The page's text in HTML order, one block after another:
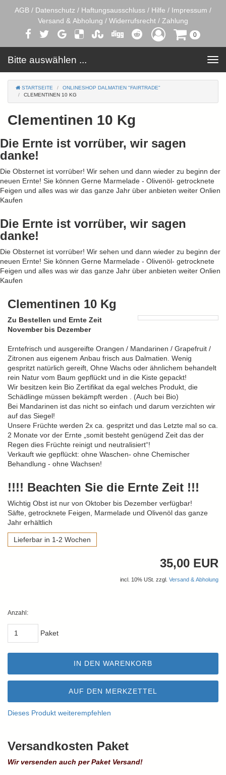
AGB / Datenschutz / Haftungsausschluss / Hilfe / Impressum /
Versand & Abholung / Widerrufsrecht / Zahlung
0
Bitte auswählen ...
STARTSEITE
ONLINESHOP DALMATIEN "FAIRTRADE"
CLEMENTINEN 10 KG
Clementinen 10 Kg
Die Ernte ist vorrüber, wir sagen
danke!
Die Obsternet ist vorrüber! Wir sehen und dann wieder zu beginn der
neuen Ernte! Sie können Gerne Marmelade - Olivenöl- getrocknete
Feigen und alles was wir das ganze Jahr über anbieten weiter Onlien
Kaufen
Die Ernte ist vorrüber, wir sagen
danke!
Die Obsternet ist vorrüber! Wir sehen und dann wieder zu beginn der
neuen Ernte! Sie können Gerne Marmelade - Olivenöl- getrocknete
Feigen und alles was wir das ganze Jahr über anbieten weiter Onlien
Kaufen
Clementinen 10 Kg
Zu Bestellen und Ernte Zeit
November bis Dezember
Erntefrisch und ausgereifte Orangen / Mandarinen / Grapefruit /
Zitronen aus eigenem Anbau frisch aus Dalmatien. Wenig
gespritzt natürlich gereift, Ohne Wachs oder ähnlichem behandelt
rein Natur vom Baum gepflückt und in die Kiste gepackt!
Wir besitzen kein Bio Zertifikat da egal welches Produkt, die
Schädlinge müssen bekämpft werden . (Auch bei Bio)
Bei Mandarinen ist das nicht so einfach und darum verzichten wir
auf das Siegel!
Unsere Früchte werden 2x ca. gespritzt und das Letzte mal so ca.
2 Monate vor der Ernte „somit besteht genügend Zeit das der
Regen dies Früchte reinigt und neutralisiert“!
Verkauft wie gepflückt: ohne Waschen- ohne Chemischer
Behandlung - ohne Wachsen!
!!!! Beachten Sie die Ernte Zeit !!!
Wichtig Obst ist nur von Oktober bis Dezember verfügbar!
Säfte, getrocknete Feigen, Marmelade und Olivenöl das ganze
Jahr erhältlich
Lieferbar in 1-2 Wochen
35,00 EUR
incl. 10% USt. zzgl. Versand & Abholung
Anzahl:
Paket
IN DEN WARENKORB
AUF DEN MERKZETTEL
Dieses Produkt weiterempfehlen
Versandkosten Paket
Wir versenden auch per Paket Versand!